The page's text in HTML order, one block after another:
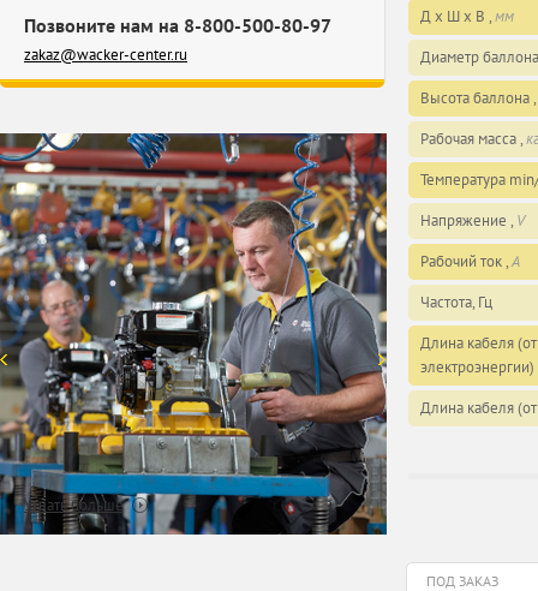
Позвоните нам на 8-800-500-80-97
zakaz@wacker-center.ru
Узнать больше
Д x Ш x В ,мм
Диаметр
Высота баллона ,
Рабочая масса ,кг
Температура
Напряжение , V
Рабочий ток ,А
Частота, Гц
Длина кабеля
Длина кабеля
ПОД ЗАКАЗ